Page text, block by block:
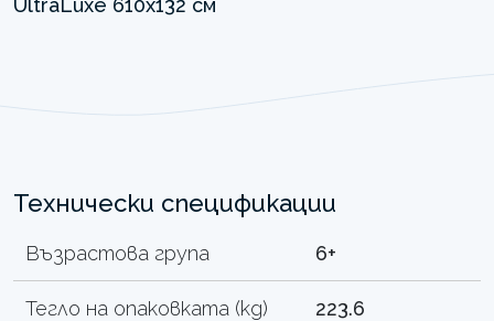
Технически спецификации
Възрастова група 6+
Тегло на опаковката (kg) 223.6